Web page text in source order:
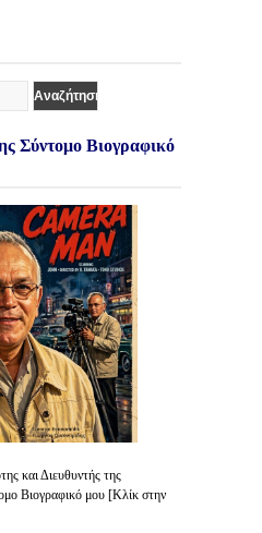
Σύντομο Βιογραφικό
και Διευθυντής της
Βιογραφικό μου [Κλίκ στην